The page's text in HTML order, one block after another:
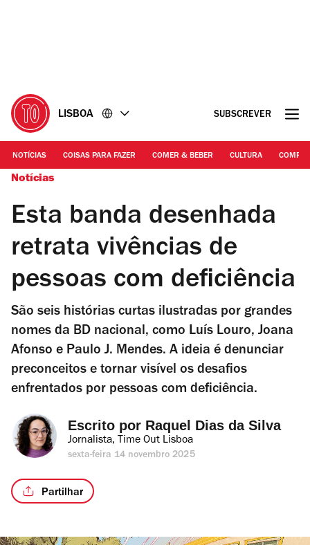
LISBOA SUBSCREVER
NOTÍCIAS COISAS PARA FAZER COMER & BEBER CULTURA
Notícias
Esta banda desenhada
retrata vivências de
pessoas com deficiência
São seis histórias curtas ilustradas por grandes
nomes da BD nacional, como Luís Louro, Joana
Afonso e Paulo J. Mendes. A ideia é denunciar
preconceitos e tornar visível os desafios
enfrentados por pessoas com deficiência.
Escrito por Raquel Dias da Silva
Jornalista, Time Out Lisboa
sexta-feira 14 novembro 2025
Partilhar